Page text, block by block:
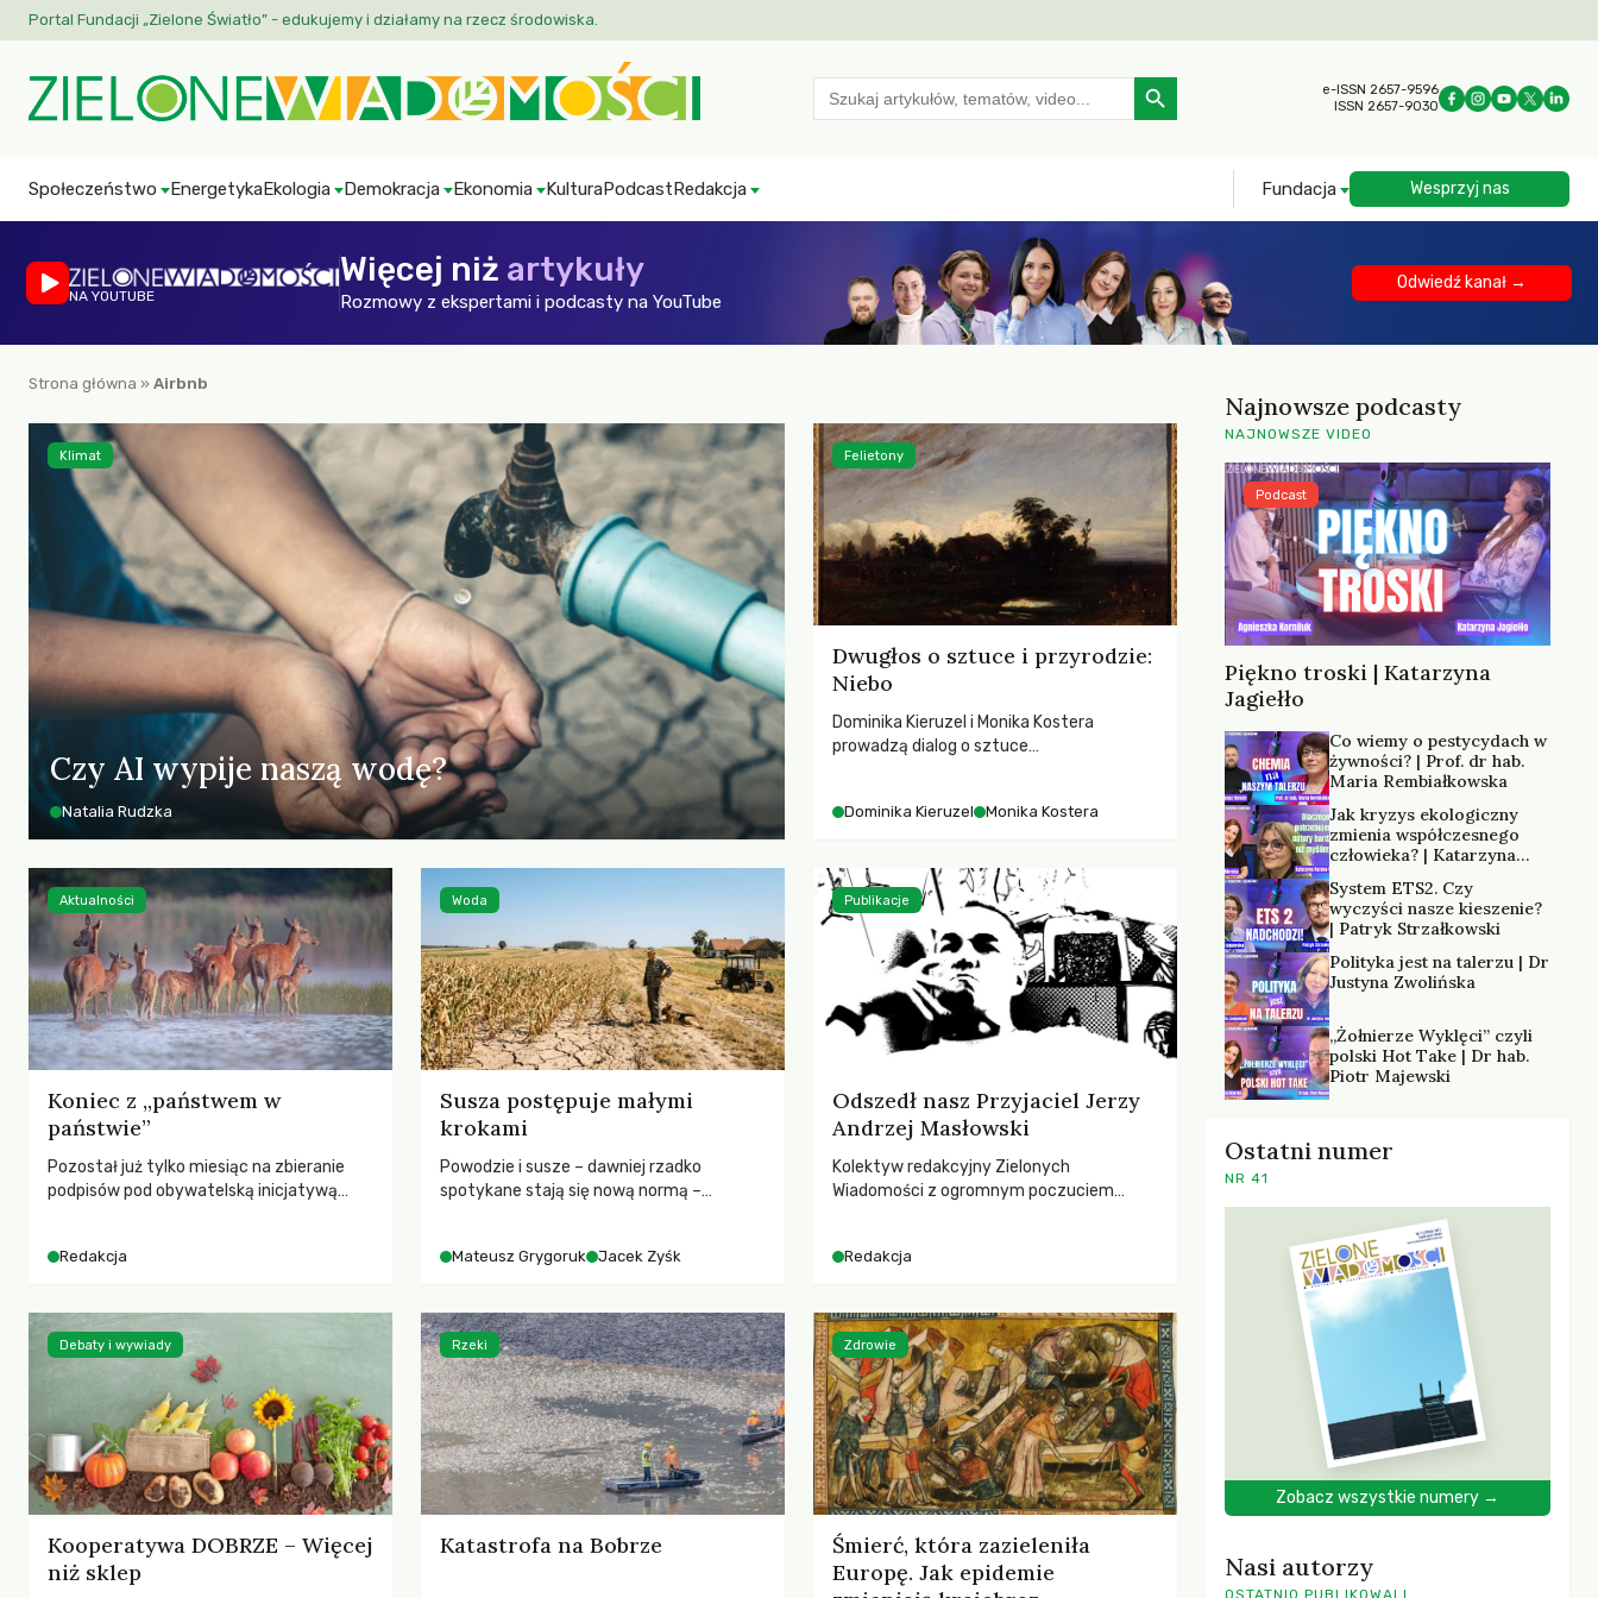
Portal Fundacji „Zielone Światło” - edukujemy i działamy na rzecz środowiska.
Search
for:
Search Button
e-ISSN 2657-9596
ISSN 2657-9030
Społeczeństwo EnergetykaEkologia Demokracja Ekonomia KulturaPodcastRedakcja Fundacja Wesprzyj nas
NA YOUTUBE
Więcej niż artykuły
Rozmowy z ekspertami i podcasty na YouTube
Odwiedź kanał →
Strona główna » Airbnb
Czy AI wypije naszą wodę?
Natalia Rudzka
Klimat
Dwugłos o sztuce i przyrodzie:
Niebo
Dominika Kieruzel i Monika Kostera
prowadzą dialog o sztuce
wrażliwość, odczuwanie przestrzeni oraz
Dominika Kieruzel Monika Kostera
Felietony
Koniec z „państwem w
państwie”
Pozostał już tylko miesiąc na zbieranie
podpisów pod obywatelską inicjatywą
pełną mobilizację, ponieważ projekt
rozwiązania dla przyrody i zwierząt,
radykalnie zmieniając dotychczasowy
paradygmat funkcjonowania łowiectwa w
Polsce.
Redakcja
Aktualności
Susza postępuje małymi
krokami
Powodzie i susze – dawniej rzadko
spotykane stają się nową normą –
SGGW.
Mateusz Grygoruk Jacek Zyśk
Woda
Odszedł nasz Przyjaciel Jerzy
Andrzej Masłowski
Kolektyw redakcyjny Zielonych
Wiadomości z ogromnym poczuciem
kochanego Opiekuna, Mecenasa i Mentora.
Redakcja
Publikacje
Kooperatywa DOBRZE – Więcej
niż sklep
Debaty i wywiady
Katastrofa na Bobrze
Rzeki
Śmierć, która zazieleniła
Europę. Jak epidemie
Zdrowie
Najnowsze podcasty
NAJNOWSZE VIDEO
Piękno troski | Katarzyna
Jagiełło
Podcast
Co wiemy o pestycydach w
żywności? | Prof. dr hab.
Maria Rembiałkowska
Jak kryzys ekologiczny
zmienia współczesnego
człowieka? | Katarzyna
System ETS2. Czy
wyczyści nasze kieszenie?
| Patryk Strzałkowski
Polityka jest na talerzu | Dr
Justyna Zwolińska
„Żołnierze Wyklęci” czyli
polski Hot Take | Dr hab.
Piotr Majewski
Ostatni numer
NR 41
Zobacz wszystkie numery →
Nasi autorzy
OSTATNIO PUBLIKOWALI